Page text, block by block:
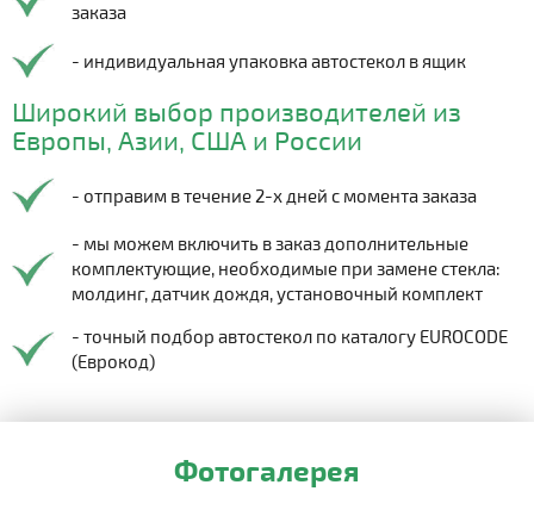
заказа
- индивидуальная упаковка автостекол в ящик
Широкий выбор производителей из
Европы, Азии, США и России
- отправим в течение 2-х дней с момента заказа
- мы можем включить в заказ дополнительные
комплектующие, необходимые при замене стекла:
молдинг, датчик дождя, установочный комплект
- точный подбор автостекол по каталогу EUROCODE
(Еврокод)
Фотогалерея